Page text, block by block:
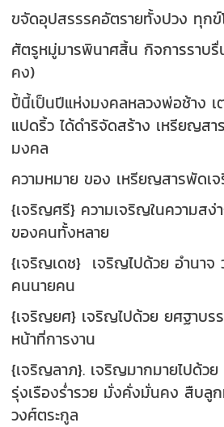
ขจัดอุปสรรรคอัตรายทั้งปวง ทุกข์
ศัตรูหมู่มารพินาศสิ้น กิจการราบ
คง)
ปี้นี้เป็นปีแห่งมงคลหลวงพ่อช้าง
แปดริ้ว ได้ดำริจัดสร้าง เหรียญส
มงคล
ความหมาย ของ เหรียญสารพัดเ
{เจริญศรี} ความเจริญในความส
ของคนทั้งหลาย
{เจริญเดช} เจริญไปด้วย อำนาจ
คนนายคน
{เจริญยศ} เจริญไปด้วย ยศฐาบร
หน้าที่การงาน
{เจริญลาภ}. เจริญมากมายไปด้ว
รุ่งเรืองร่ำรวย มั่งคั่งมั่นคง สืบลูก
วงศ์ตระกูล